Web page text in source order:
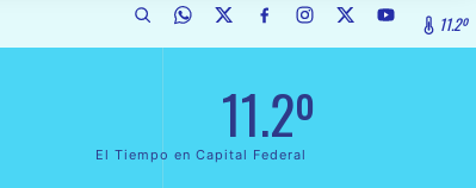
y Legislativo, por Ordenanza Nº 6236/19 del HCD de 11.2º
11.2º
El Tiempo en Capital Federal